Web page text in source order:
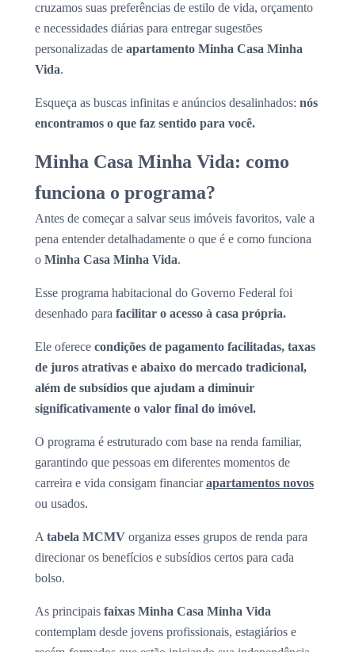
cruzamos suas preferências de estilo de vida, orçamento
e necessidades diárias para entregar sugestões
personalizadas de apartamento Minha Casa Minha
Vida.
Esqueça as buscas infinitas e anúncios desalinhados: nós
encontramos o que faz sentido para você.
Minha Casa Minha Vida: como
funciona o programa?
Antes de começar a salvar seus imóveis favoritos, vale a
pena entender detalhadamente o que é e como funciona
o Minha Casa Minha Vida.
Esse programa habitacional do Governo Federal foi
desenhado para facilitar o acesso à casa própria.
Ele oferece condições de pagamento facilitadas, taxas
de juros atrativas e abaixo do mercado tradicional,
além de subsídios que ajudam a diminuir
significativamente o valor final do imóvel.
O programa é estruturado com base na renda familiar,
garantindo que pessoas em diferentes momentos de
carreira e vida consigam financiarapartamentos novos
ou usados.
A tabela MCMV organiza esses grupos de renda para
direcionar os benefícios e subsídios certos para cada
bolso.
As principais faixas Minha Casa Minha Vida
contemplam desde jovens profissionais, estagiários e